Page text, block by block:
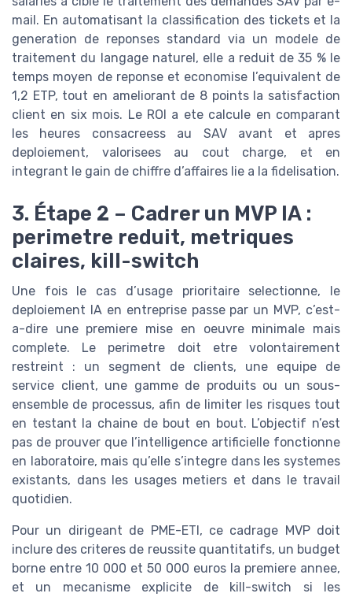
mail. En automatisant la classification des tickets et la
generation de reponses standard via un modele de
traitement du langage naturel, elle a reduit de 35 % le
temps moyen de reponse et economise l’equivalent de
1,2 ETP, tout en ameliorant de 8 points la satisfaction
client en six mois. Le ROI a ete calcule en comparant
les heures consacreess au SAV avant et apres
deploiement, valorisees au cout charge, et en
integrant le gain de chiffre d’affaires lie a la fidelisation.
3. Étape 2 – Cadrer un MVP IA :
perimetre reduit, metriques
claires, kill-switch
Une fois le cas d’usage prioritaire selectionne, le
deploiement IA en entreprise passe par un MVP, c’est-
a-dire une premiere mise en oeuvre minimale mais
complete. Le perimetre doit etre volontairement
restreint : un segment de clients, une equipe de
service client, une gamme de produits ou un sous-
ensemble de processus, afin de limiter les risques tout
en testant la chaine de bout en bout. L’objectif n’est
pas de prouver que l’intelligence artificielle fonctionne
en laboratoire, mais qu’elle s’integre dans les systemes
existants, dans les usages metiers et dans le travail
quotidien.
Pour un dirigeant de PME-ETI, ce cadrage MVP doit
inclure des criteres de reussite quantitatifs, un budget
borne entre 10 000 et 50 000 euros la premiere annee,
et un mecanisme explicite de kill-switch si les